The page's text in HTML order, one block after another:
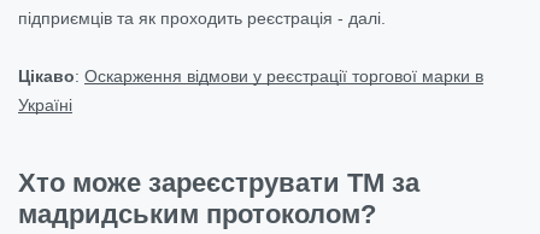
підприємців та як проходить реєстрація - далі.
Цікаво: Оскарження відмови у реєстрації торгової марки в
Україні
Хто може зареєструвати ТМ за
мадридським протоколом?